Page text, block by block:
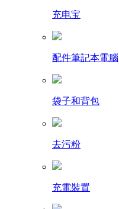
充电宝
配件筆記本電腦
袋子和背包
去污粉
充電裝置